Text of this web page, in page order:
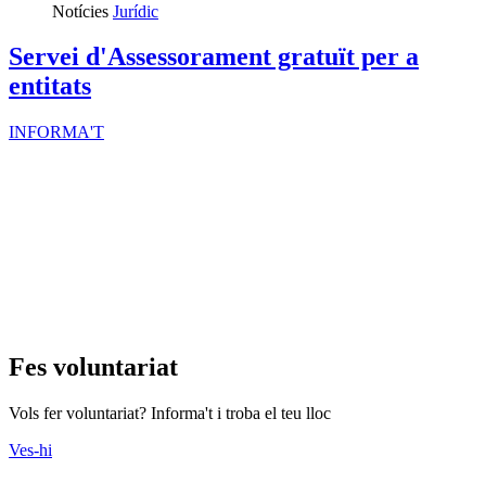
Notícies Jurídic
Servei d'Assessorament gratuït per a
entitats
INFORMA'T
Fes voluntariat
Vols fer voluntariat? Informa't i troba el teu lloc
Ves-hi